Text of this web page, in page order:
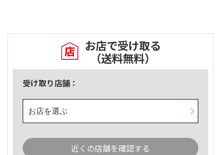
お店で受け取る
（送料無料）
受け取り店舗：
お店を選ぶ
近くの店舗を確認する